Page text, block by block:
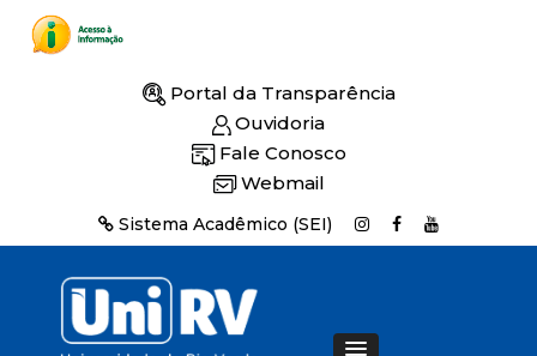
Portal da Transparência
Ouvidoria
Fale Conosco
Webmail
Sistema Acadêmico (SEI)